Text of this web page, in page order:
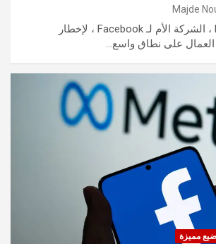
Majde
تستعد شركة Meta ، الشركة الأم لـ Facebook ، لإخطار
العمال على نطاق واسع…
مميزة